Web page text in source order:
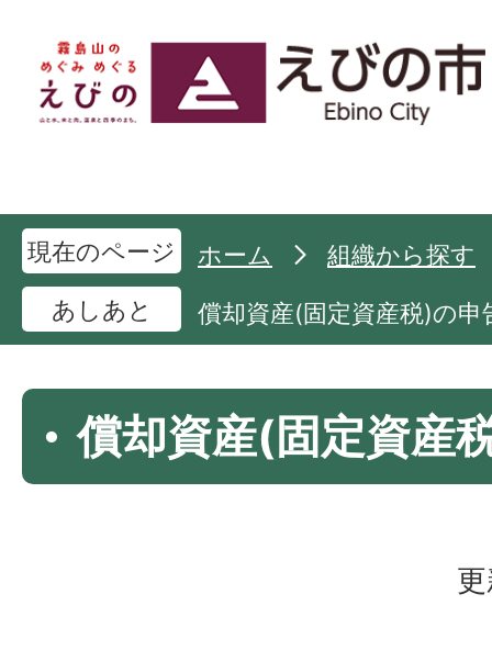
現在のページ ホーム
組織から探す
あしあと
償却資産(固定資産税)の申
償却資産(固定資産